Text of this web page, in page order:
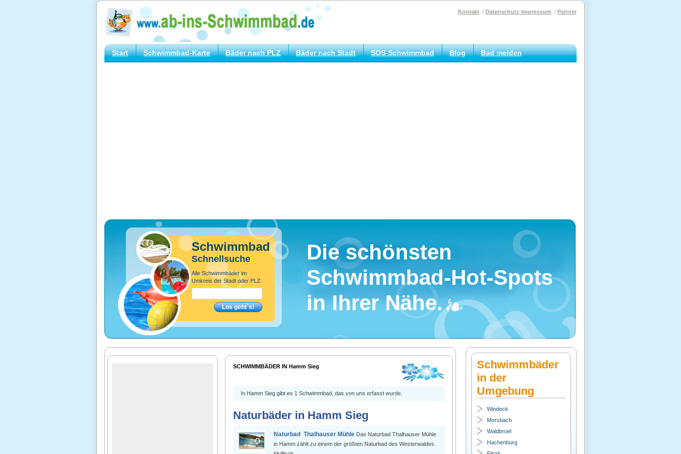
Kontakt Datenschutz-Impressum Partner
Start Schwimmbad-Karte Bäder nach PLZ Bäder nach Stadt SOS-Schwimmbad Blog Bad melden
Schwimmbad
Schnellsuche
Alle Schwimmbäder im
Umkreis der Stadt oder PLZ:
Die schönsten
Schwimmbad-Hot-Spots
in Ihrer Nähe.
SCHWIMMBÄDER IN Hamm Sieg
In Hamm Sieg gibt es 1 Schwimmbad, das von uns erfasst wurde.
Naturbäder in Hamm Sieg
Naturbad Thalhauser Mühle Das Naturbad Thalhauser Mühle
in Hamm zählt zu einem der größten Naturbad des Westerwaldes.
Schwimmbäder
in der
Umgebung
Windeck
Morsbach
Waldbroel
Hachenburg